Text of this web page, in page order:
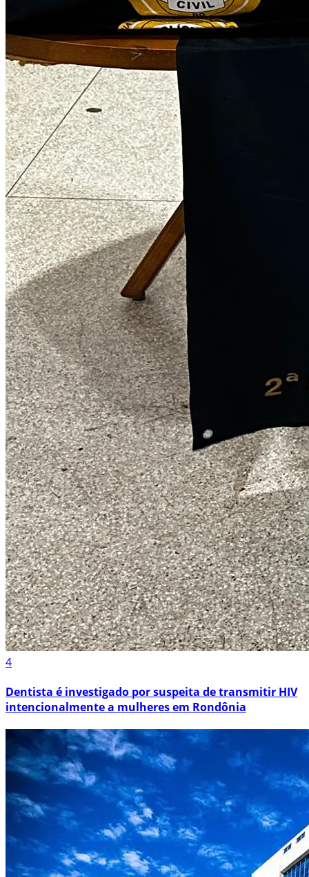
4
Dentista é investigado por suspeita de transmitir HIV
intencionalmente a mulheres em Rondônia